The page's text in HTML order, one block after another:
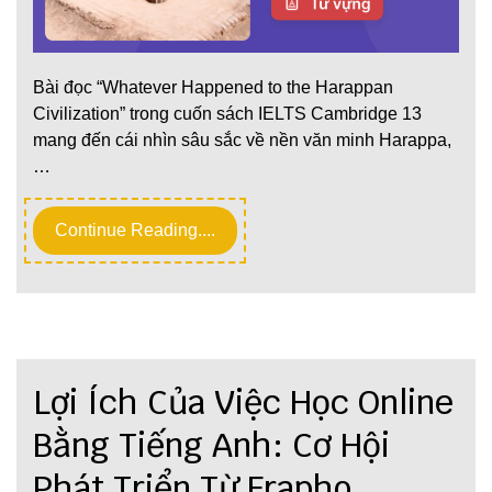
Bài đọc “Whatever Happened to the Harappan
Civilization” trong cuốn sách IELTS Cambridge 13
mang đến cái nhìn sâu sắc về nền văn minh Harappa,
…
Continue Reading....
Lợi Ích Của Việc Học Online
Bằng Tiếng Anh: Cơ Hội